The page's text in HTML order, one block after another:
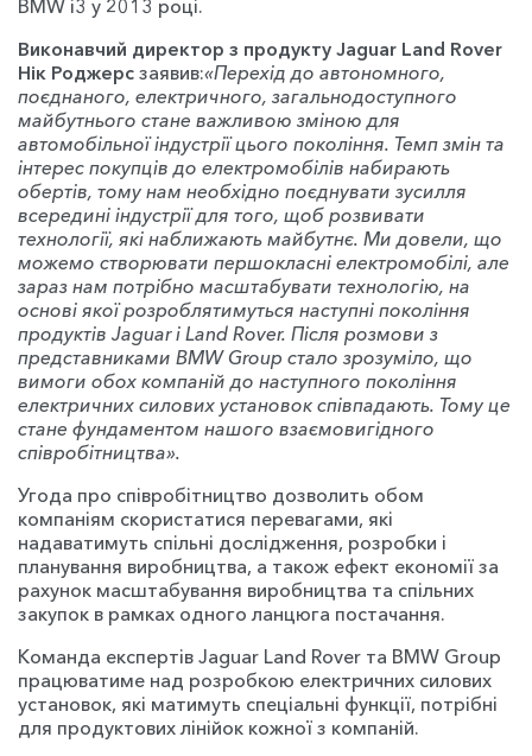
BMW i3 у 2013 році.
Виконавчий директор з продукту Jaguar Land Rover
Нік Роджерс заявив:«Перехід до автономного,
поєднаного, електричного, загальнодоступного
майбутнього стане важливою зміною для
автомобільної індустрії цього покоління. Темп змін та
інтерес покупців до електромобілів набирають
обертів, тому нам необхідно поєднувати зусилля
всередині індустрії для того, щоб розвивати
технології, які наближають майбутнє. Ми довели, що
можемо створювати першокласні електромобілі, але
зараз нам потрібно масштабувати технологію, на
основі якої розроблятимуться наступні покоління
продуктів Jaguar і Land Rover. Після розмови з
представниками BMW Group стало зрозуміло, що
вимоги обох компаній до наступного покоління
електричних силових установок співпадають. Тому це
стане фундаментом нашого взаємовигідного
співробітництва».
Угода про співробітництво дозволить обом
компаніям скористатися перевагами, які
надаватимуть спільні дослідження, розробки і
планування виробництва, а також ефект економії за
рахунок масштабування виробництва та спільних
закупок в рамках одного ланцюга постачання.
Команда експертів Jaguar Land Rover та BMW Group
працюватиме над розробкою електричних силових
установок, які матимуть спеціальні функції, потрібні
для продуктових лінійок кожної з компаній.